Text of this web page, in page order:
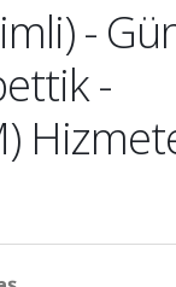
-
-